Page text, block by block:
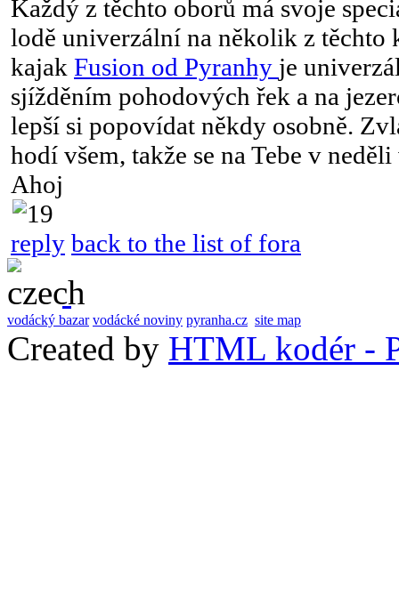
Každý z těchto oborů má svoje
lodě univerzální na několik z těchto
kajak Fusion od Pyranhy je
sjížděním pohodových řek a na
lepší si popovídat někdy osobně.
hodí všem, takže se na Tebe v
Ahoj
reply back to the list of fora
vodácký bazar vodácké noviny pyranha.cz site map
Created by HTML kodér -